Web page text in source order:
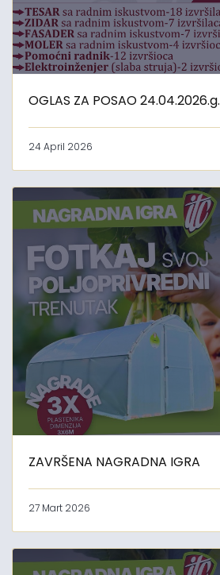
OGLAS ZA POSAO 24.04.2026.g.
24 April 2026
ZAVRŠENA NAGRADNA IGRA
27 Mart 2026